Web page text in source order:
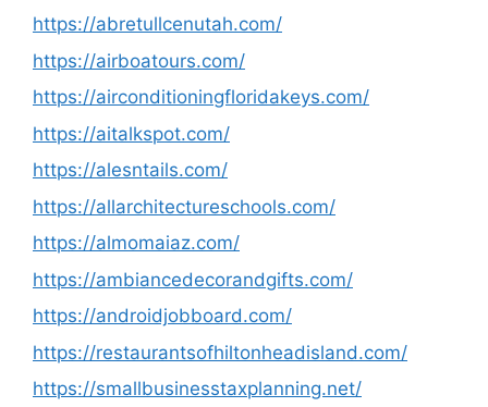
https://abretullcenutah.com/
https://airboatours.com/
https://airconditioningfloridakeys.com/
https://aitalkspot.com/
https://alesntails.com/
https://allarchitectureschools.com/
https://almomaiaz.com/
https://ambiancedecorandgifts.com/
https://androidjobboard.com/
https://restaurantsofhiltonheadisland.com/
https://smallbusinesstaxplanning.net/